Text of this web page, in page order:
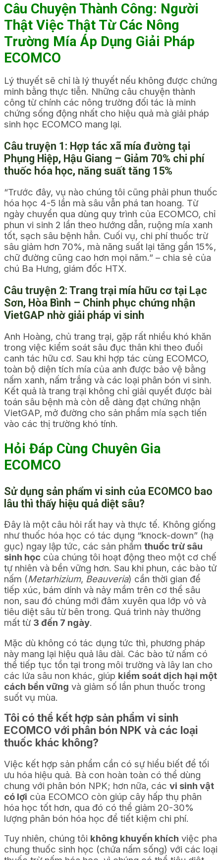
Câu Chuyện Thành Công: Người
Thật Việc Thật Từ Các Nông
Trường Mía Áp Dụng Giải Pháp
ECOMCO
Lý thuyết sẽ chỉ là lý thuyết nếu không được chứng
minh bằng thực tiễn. Những câu chuyện thành
công từ chính các nông trường đối tác là minh
chứng sống động nhất cho hiệu quả mà giải pháp
sinh học ECOMCO mang lại.
Câu truyện 1: Hợp tác xã mía đường tại
Phụng Hiệp, Hậu Giang – Giảm 70% chi phí
thuốc hóa học, năng suất tăng 15%
“Trước đây, vụ nào chúng tôi cũng phải phun thuốc
hóa học 4-5 lần mà sâu vẫn phá tan hoang. Từ
ngày chuyển qua dùng quy trình của ECOMCO, chỉ
phun vi sinh 2 lần theo hướng dẫn, ruộng mía xanh
tốt, sạch sâu bệnh hẳn. Cuối vụ, chi phí thuốc trừ
sâu giảm hơn 70%, mà năng suất lại tăng gần 15%,
chữ đường cũng cao hơn mọi năm.” – chia sẻ của
chú Ba Hưng, giám đốc HTX.
Câu truyện 2: Trang trại mía hữu cơ tại Lạc
Sơn, Hòa Bình – Chinh phục chứng nhận
VietGAP nhờ giải pháp vi sinh
Anh Hoàng, chủ trang trại, gặp rất nhiều khó khăn
trong việc kiểm soát sâu đục thân khi theo đuổi
canh tác hữu cơ. Sau khi hợp tác cùng ECOMCO,
toàn bộ diện tích mía của anh được bảo vệ bằng
nấm xanh, nấm trắng và các loại phân bón vi sinh.
Kết quả là trang trại không chỉ giải quyết được bài
toán sâu bệnh mà còn dễ dàng đạt chứng nhận
VietGAP, mở đường cho sản phẩm mía sạch tiến
vào các thị trường khó tính.
Hỏi Đáp Cùng Chuyên Gia
ECOMCO
Sử dụng sản phẩm vi sinh của ECOMCO bao
lâu thì thấy hiệu quả diệt sâu?
Đây là một câu hỏi rất hay và thực tế. Không giống
như thuốc hóa học có tác dụng “knock-down” (hạ
gục) ngay lập tức, các sản phẩm thuốc trừ sâu
sinh học của chúng tôi hoạt động theo một cơ chế
tự nhiên và bền vững hơn. Sau khi phun, các bào tử
nấm (Metarhizium, Beauveria) cần thời gian để
tiếp xúc, bám dính và nảy mầm trên cơ thể sâu
non, sau đó chúng mới đâm xuyên qua lớp vỏ và
tiêu diệt sâu từ bên trong. Quá trình này thường
mất từ 3 đến 7 ngày.
Mặc dù không có tác dụng tức thì, phương pháp
này mang lại hiệu quả lâu dài. Các bào tử nấm có
thể tiếp tục tồn tại trong môi trường và lây lan cho
các lứa sâu non khác, giúp kiểm soát dịch hại một
cách bền vững và giảm số lần phun thuốc trong
suốt vụ mùa.
Tôi có thể kết hợp sản phẩm vi sinh
ECOMCO với phân bón NPK và các loại
thuốc khác không?
Việc kết hợp sản phẩm cần có sự hiểu biết để tối
ưu hóa hiệu quả. Bà con hoàn toàn có thể dùng
chung với phân bón NPK; hơn nữa, các vi sinh vật
có lợi của ECOMCO còn giúp cây hấp thụ phân
hóa học tốt hơn, qua đó có thể giảm 20-30%
lượng phân bón hóa học để tiết kiệm chi phí.
Tuy nhiên, chúng tôi không khuyến khích việc pha
chung thuốc sinh học (chứa nấm sống) với các loại